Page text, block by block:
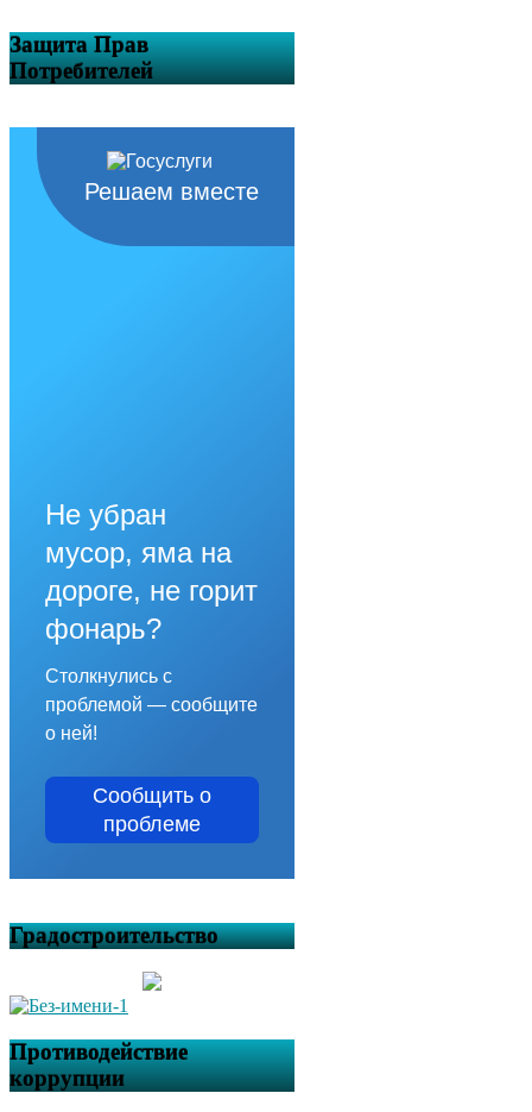
Защита Прав
Потребителей
Решаем вместе
Не убран
мусор, яма на
дороге, не горит
фонарь?
Столкнулись с
проблемой — сообщите
о ней!
Сообщить о
проблеме
Градостроительство
Противодействие
коррупции